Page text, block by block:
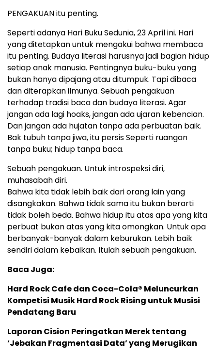
PENGAKUAN itu penting.
Seperti adanya Hari Buku Sedunia, 23 April ini. Hari
yang ditetapkan untuk mengakui bahwa membaca
itu penting. Budaya literasi harusnya jadi bagian hidup
setiap anak manusia. Pentingnya buku-buku yang
bukan hanya dipajang atau ditumpuk. Tapi dibaca
dan diterapkan ilmunya. Sebuah pengakuan
terhadap tradisi baca dan budaya literasi. Agar
jangan ada lagi hoaks, jangan ada ujaran kebencian.
Dan jangan ada hujatan tanpa ada perbuatan baik.
Bak tubuh tanpa jiwa, itu persis Seperti ruangan
tanpa buku; hidup tanpa baca.
Sebuah pengakuan. Untuk introspeksi diri,
muhasabah diri.
Bahwa kita tidak lebih baik dari orang lain yang
disangkakan. Bahwa tidak sama itu bukan berarti
tidak boleh beda. Bahwa hidup itu atas apa yang kita
perbuat bukan atas yang kita omongkan. Untuk apa
berbanyak-banyak dalam keburukan. Lebih baik
sendiri dalam kebaikan. Itulah sebuah pengakuan.
Baca Juga:
Hard Rock Cafe dan Coca-Cola® Meluncurkan
Kompetisi Musik Hard Rock Rising untuk Musisi
Pendatang Baru
Laporan Cision Peringatkan Merek tentang
‘Jebakan Fragmentasi Data’ yang Merugikan